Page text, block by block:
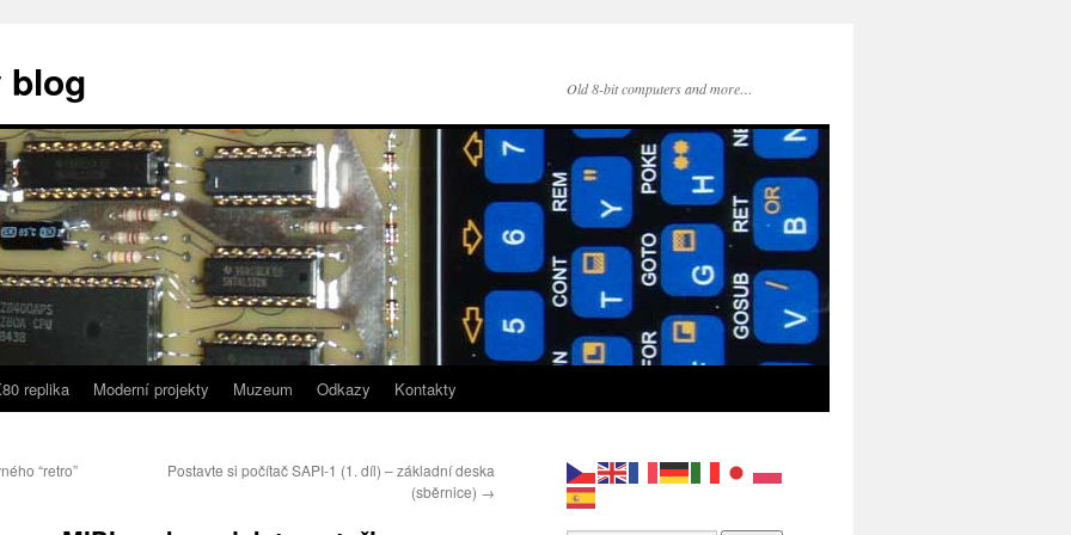
blog Old 8-bit computers and more…
replika Moderní projekty Muzeum Odkazy Kontakty
“retro”
Postavte si počítač SAPI-1 (1. díl) – základní deska
(sběrnice) →